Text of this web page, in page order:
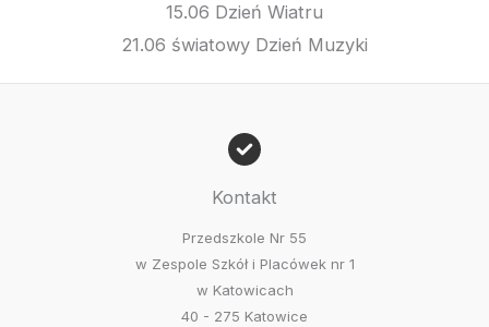
15.06 Dzień Wiatru
21.06 światowy Dzień Muzyki
Kontakt
Przedszkole Nr 55
w Zespole Szkół i Placówek nr 1
w Katowicach
40 - 275 Katowice